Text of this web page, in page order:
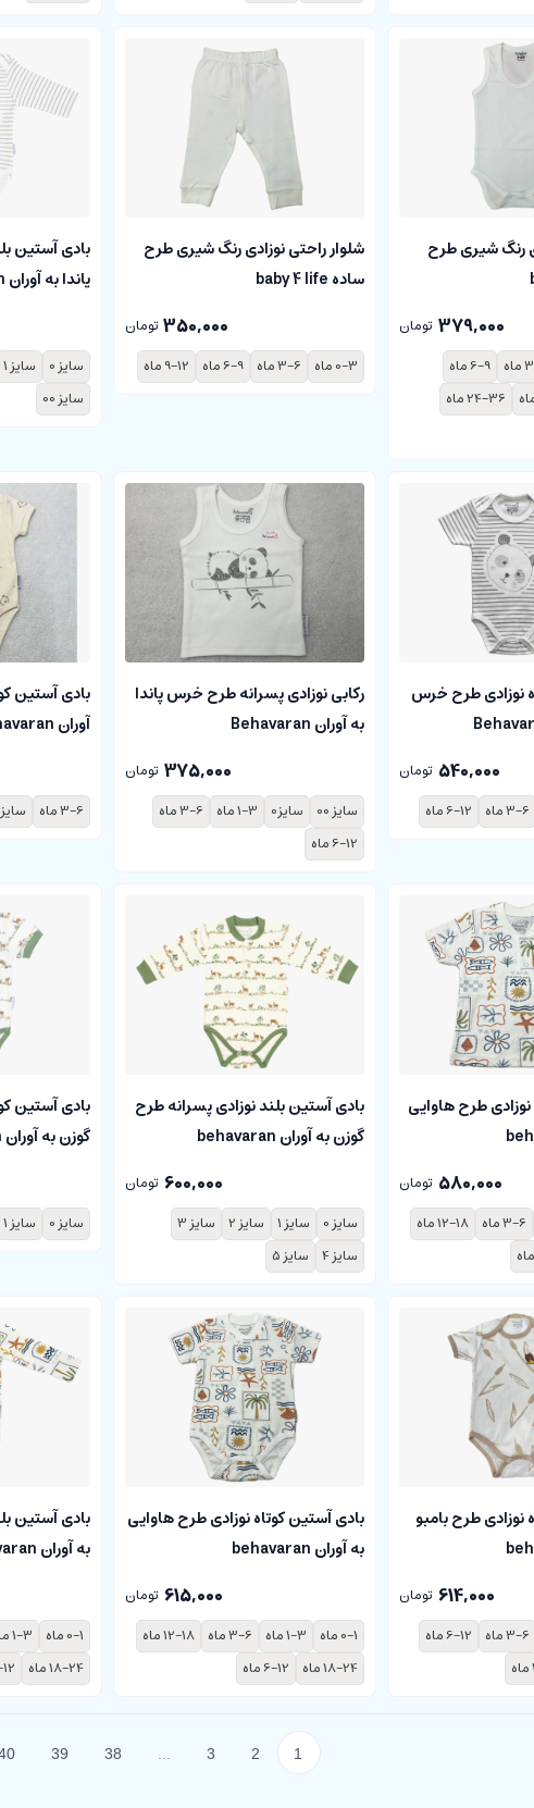
رنگ شیری طرح
379,000 تومان
6-9 ماه
24-36 ماه
شلوار راحتی نوزادی رنگ شیری طرح
ساده baby 4 life
350,000 تومان
0-3 ماه
3-6 ماه 6-9 ماه 9-12 ماه
بادی آستین
پاندا به آوران Behavaran
سایز 0
سایز 1
سایز 00
نوزادی طرح خرس
540,000 تومان
3-6 ماه 6-12 ماه
رکابی نوزادی پسرانه طرح خرس پاندا
به آوران Behavaran
375,000 تومان
سایز 00
سایز0 1-3 ماه
3-6 ماه
6-12 ماه
بادی آستین
آوران Behavaran
3-6 ماه
سایز 0-1 ماه
نوزادی طرح هاوایی
580,000 تومان
3-6 ماه
12-18 ماه
بادی آستین بلند نوزادی پسرانه طرح
گوزن به آوران behavaran
600,000 تومان
سایز 0
سایز 1 سایز 2
سایز 3
سایز 4
سایز 5
بادی آستین
گوزن به آوران behavaran
سایز 0
سایز 1
نوزادی طرح بامبو
614,000 تومان
3-6 ماه
6-12 ماه
بادی آستین کوتاه نوزادی طرح هاوایی
به آوران behavaran
615,000 تومان
0-1 ماه
1-3 ماه 3-6 ماه
12-18 ماه
18-24 ماه
6-12 ماه
بادی آستین
به آوران behavaran
0-1 ماه
1-3 ماه
18-24 ماه
6-
1
2
3
38
39